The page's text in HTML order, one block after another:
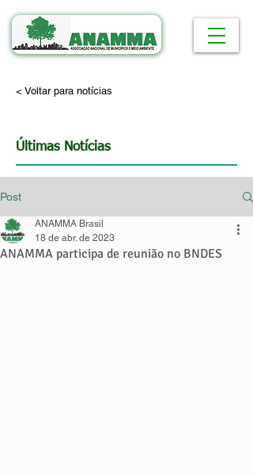
< Voltar para notícias
Últimas Notícias
Post
ANAMMA participa de reunião no BNDES
ANAMMA Brasil
18 de abr. de 2023